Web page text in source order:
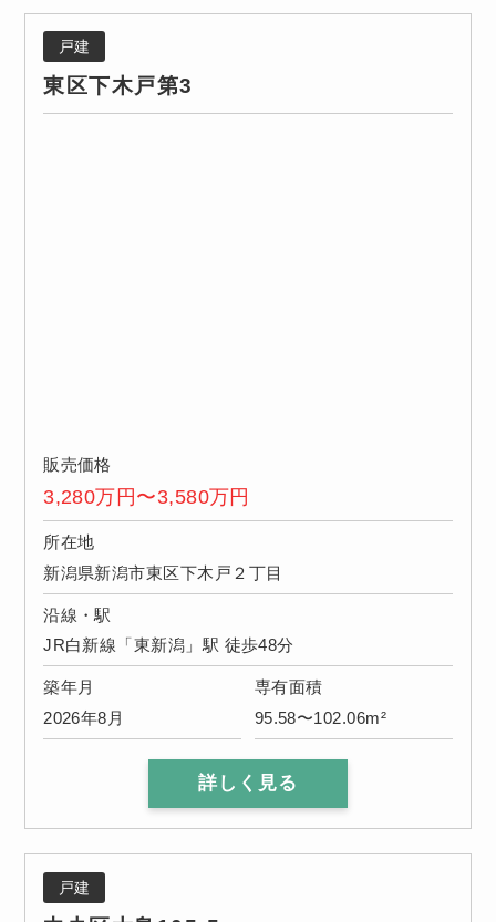
戸建
東区下木戸第3
販売価格
3,280万円〜3,580万円
所在地
新潟県新潟市東区下木戸２丁目
沿線・駅
JR白新線「東新潟」駅 徒歩48分
築年月
2026年8月
専有面積
95.58〜102.06m²
詳しく見る
戸建